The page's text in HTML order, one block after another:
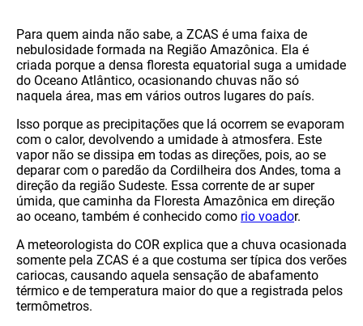
Para quem ainda não sabe, a ZCAS é uma faixa de
nebulosidade formada na Região Amazônica. Ela é
criada porque a densa floresta equatorial suga a umidade
do Oceano Atlântico, ocasionando chuvas não só
naquela área, mas em vários outros lugares do país.
Isso porque as precipitações que lá ocorrem se evaporam
com o calor, devolvendo a umidade à atmosfera. Este
vapor não se dissipa em todas as direções, pois, ao se
deparar com o paredão da Cordilheira dos Andes, toma a
direção da região Sudeste. Essa corrente de ar super
úmida, que caminha da Floresta Amazônica em direção
ao oceano, também é conhecido como rio voador.
A meteorologista do COR explica que a chuva ocasionada
somente pela ZCAS é a que costuma ser típica dos verões
cariocas, causando aquela sensação de abafamento
térmico e de temperatura maior do que a registrada pelos
termômetros.